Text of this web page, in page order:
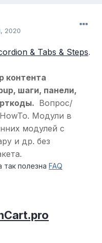
2020
& Tabs & Steps.
контента
шаги, панели,
Вопрос/
Модули в
модулей с
и др. без
полезна FAQ